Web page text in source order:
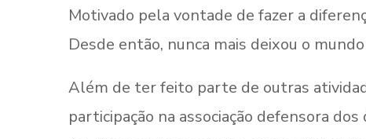
Motivado pela vontade de fazer a
Desde então, nunca mais deixou o
Além de ter feito parte de outras
participação na associação defensora